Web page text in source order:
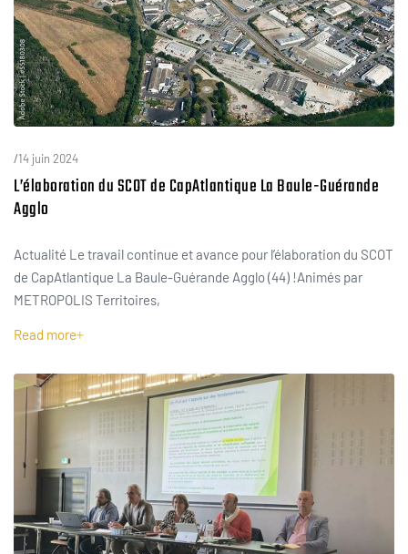
/14 juin 2024
L’élaboration du SCOT de CapAtlantique La Baule-Guérande
Agglo
Actualité Le travail continue et avance pour l’élaboration du SCOT
de CapAtlantique La Baule-Guérande Agglo (44) !Animés par
METROPOLIS Territoires,
Read more